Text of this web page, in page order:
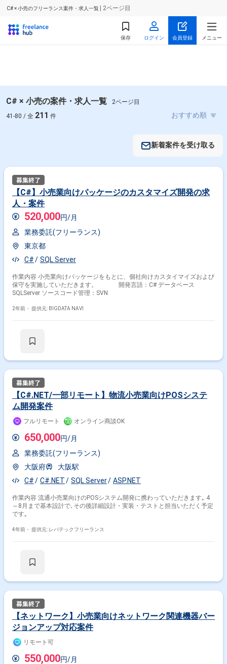
C# × 小売のフリーランス案件・求人一覧 | 2ページ目
保存 ログイン 会員登録 メニュー
C# × 小売の案件・求人一覧
2ページ目
41-80 / 全 211 件
新着案件を受け取る
【C#】小売業向けパッケージのカスタマイズ開発の求
人・案件
520,000円/月
業務委託(フリーランス)
東京都
C#
SQL Server
作業内容 小売業向けパッケージをもとに、個社向けカスタイマイズおよび
保守を実施していただきます。 開発言語：C# データベース
SQLServer ソースコード管理：SVN
2年前・ 提供元: BIGDATA NAVI
【C#.NET/一部リモート】物流小売業向けPOSシステ
ム開発案件
フルリモート オンライン商談OK
650,000円/月
業務委託(フリーランス)
大阪府
大阪駅
C#
C#.NET SQL Server ASP.NET
作業内容 流通小売業向けのPOSシステム開発に携わっていただきます｡ 4
～8月まで基本設計で､その後詳細設計・実装・テストと担当いただく予定
です｡
4年前・ 提供元: レバテックフリーランス
【ネットワーク】小売業向けネットワーク関連機器バー
ジョンアップ対応案件
リモート可
550,000円/月